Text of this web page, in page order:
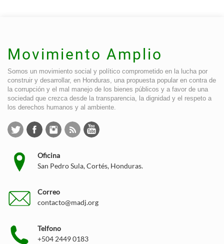
Movimiento Amplio
Somos un movimiento social y político comprometido en la lucha por
construir y desarrollar, en Honduras, una propuesta popular en contra de
la corrupción y el mal manejo de los bienes públicos y a favor de una
sociedad que crezca desde la transparencia, la dignidad y el respeto a
los derechos humanos y al ambiente.
Oficina
San Pedro Sula, Cortés, Honduras.
Correo
contacto@madj.org
Telfono
+504 2449 0183